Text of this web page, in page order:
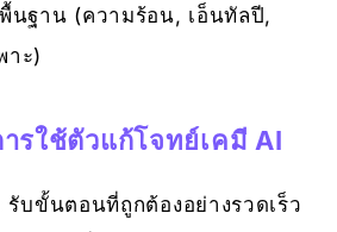
นฐาน (ความร้อน, เอ็นทัลปี,
าะ)
รใช้ตัวแก้โจทย์เคมี AI
รับขั้นตอนที่ถูกต้องอย่างรวดเร็ว